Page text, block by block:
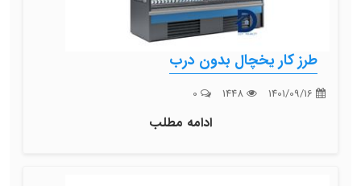
طرز کار یخچال بدون درب
ادامه مطلب